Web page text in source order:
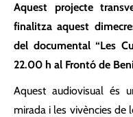
Aquest projecte
finalitza aquest
del documental “Les
22.00 h al Frontó de
Aquest audiovisual és
mirada i les vivències de